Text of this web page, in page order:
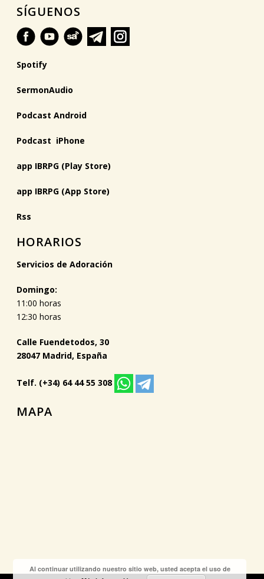
SÍGUENOS
Spotify
SermonAudio
Podcast Android
Podcast iPhone
app IBRPG (Play Store)
app IBRPG (App Store)
Rss
HORARIOS
Servicios de Adoración
Domingo:
11:00 horas
12:30 horas
Calle Fuendetodos, 30
28047 Madrid, España
Telf. (+34) 64 44 55 308
MAPA
Al continuar utilizando nuestro sitio web, usted acepta el uso de